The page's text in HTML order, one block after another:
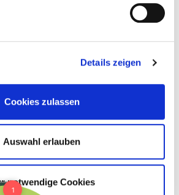
Details zeigen
Cookies zulassen
Auswahl erlauben
notwendige Cookies